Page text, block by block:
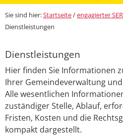
Sie sind hier:Startseite/engagierter
Dienstleistungen
Dienstleistungen
Hier finden Sie Informationen
Ihrer Gemeindeverwaltung
Alle wesentlichen
zuständiger Stelle, Ablauf,
Fristen, Kosten und die
kompakt dargestellt.